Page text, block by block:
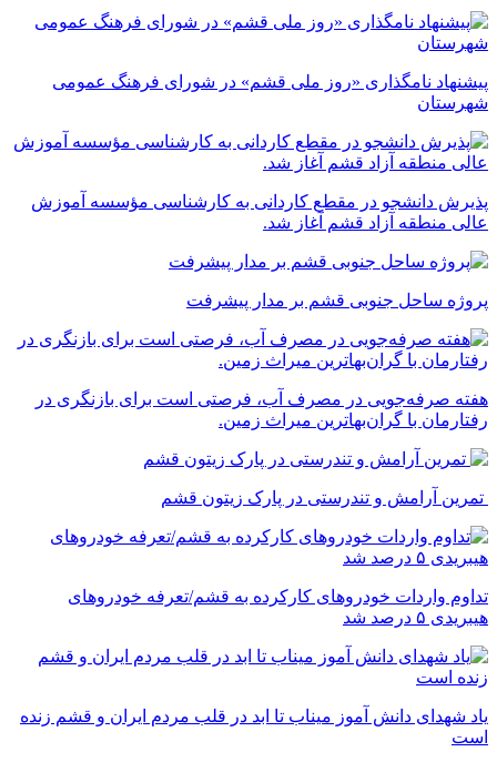
پیشنهاد نامگذاری «روز ملی قشم» در شورای فرهنگ عمومی
شهرستان
پذیرش دانشجو در مقطع کاردانی به کارشناسی مؤسسه آموزش
عالی منطقه آزاد قشم آغاز شد.
پروژه ساحل جنوبی قشم بر مدار پیشرفت
‌هفته صرفه‌جویی در مصرف آب، فرصتی است برای بازنگری در
رفتارمان با گران‌بهاترین میراث زمین.
تمرین آرامش و تندرستی در پارک زیتون قشم
تداوم واردات خودروهای کارکرده به قشم/تعرفه خودروهای
هیبریدی ۵ درصد شد
یاد شهدای دانش آموز میناب تا ابد در قلب مردم ایران و قشم زنده
است